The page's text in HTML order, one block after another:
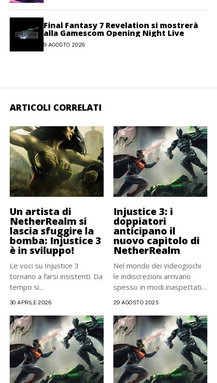
Final Fantasy 7 Revelation si mostrerà
alla Gamescom Opening Night Live
9 AGOSTO 2026
ARTICOLI CORRELATI
Un artista di
NetherRealm si
lascia sfuggire la
bomba: Injustice 3
è in sviluppo!
Le voci su Injustice 3
tornano a farsi insistenti. Da
tempo si...
30 APRILE 2026
Injustice 3: i
doppiatori
anticipano il
nuovo capitolo di
NetherRealm
Nel mondo dei videogiochi
le indiscrezioni arrivano
spesso in modi inaspettati.
29 AGOSTO 2025